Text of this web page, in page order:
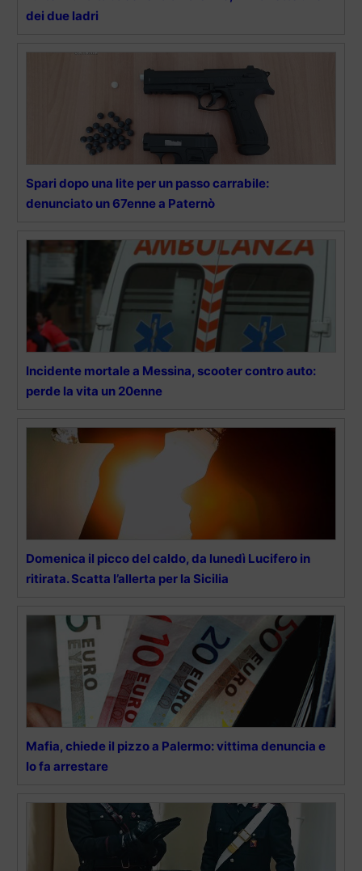
dei due ladri
Spari dopo una lite per un passo carrabile:
denunciato un 67enne a Paternò
Incidente mortale a Messina, scooter contro auto:
perde la vita un 20enne
Domenica il picco del caldo, da lunedì Lucifero in
ritirata. Scatta l’allerta per la Sicilia
Mafia, chiede il pizzo a Palermo: vittima denuncia e
lo fa arrestare